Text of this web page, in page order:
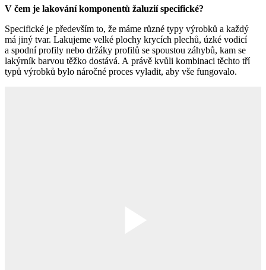
V čem je lakování komponentů žaluzií specifické?
Specifické je především to, že máme různé typy výrobků a každý
má jiný tvar. Lakujeme velké plochy krycích plechů, úzké vodicí
a spodní profily nebo držáky profilů se spoustou záhybů, kam se
lakýrník barvou těžko dostává. A právě kvůli kombinaci těchto tří
typů výrobků bylo náročné proces vyladit, aby vše fungovalo.